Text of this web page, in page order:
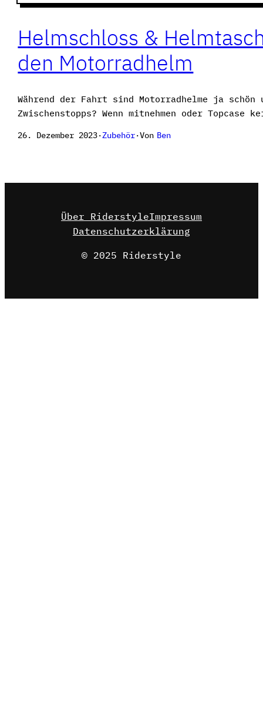
Helmschloss &
den Motorradhelm
Während der Fahrt sind Motorradhelme ja
Zwischenstopps? Wenn mitnehmen oder Topcase
26. Dezember 2023·Zubehör·Von Ben
Über RiderstyleImpressum
Datenschutzerklärung
© 2025 Riderstyle